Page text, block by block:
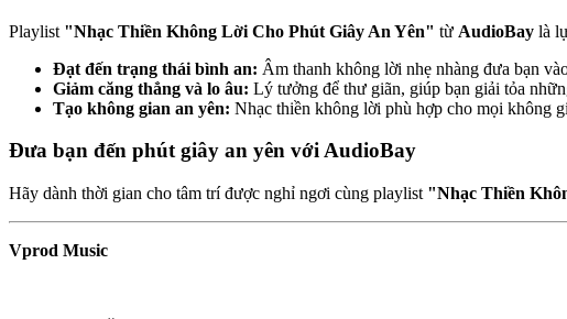
Playlist "Nhạc Thiền Không Lời Cho Phút Giây An Yên" từ AudioBay là
Đạt đến trạng thái bình an: Âm thanh không lời nhẹ nhàng đưa bạn
Giảm căng thẳng và lo âu: Lý tưởng để thư giãn, giúp bạn giải tỏa
Tạo không gian an yên: Nhạc thiền không lời phù hợp cho mọi không
Đưa bạn đến phút giây an yên với AudioBay
Hãy dành thời gian cho tâm trí được nghỉ ngơi cùng playlist "Nhạc Thiền
Vprod Music